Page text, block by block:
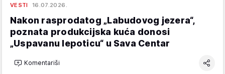
VESTI 16.07.2026.
Nakon rasprodatog „Labudovog jezera“,
poznata produkcijska kuća donosi
„Uspavanu lepoticu“ u Sava Centar
Komentariši